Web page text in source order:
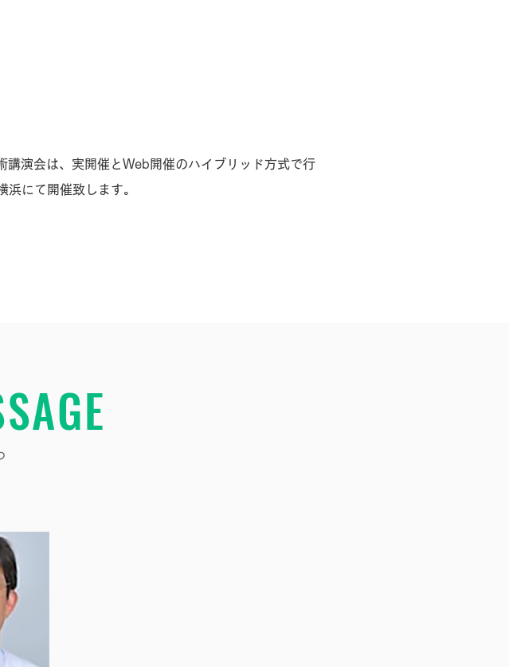
演会は、実開催とWeb開催のハイブリッド方式で行
にて開催致します。